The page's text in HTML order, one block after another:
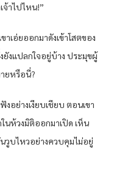
จ้าไปไหน​!”
เอ่ย​ออกมา​ดัง​เข้า​โสต​ของ​
ง​แปลกใจ​อยู่​บ้าง​ ประมุข​ผู้
ย​หรือ​นี่​?
อย่าง​เงียบเชียบ​ ตอน​เขา​
น​ห้วง​มิติ​ออกมา​เปิด​ เห็น​
วูบ​ไหว​อย่าง​ควบคุม​ไม่อยู่​